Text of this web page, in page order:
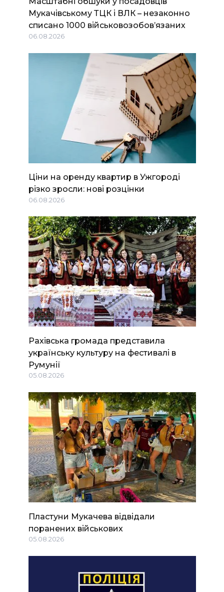
Мукачівському ТЦК і ВЛК – незаконно
списано 1000 військовозобов’язаних
06.08.2026
Ціни на оренду квартир в Ужгороді
різко зросли: нові розцінки
06.08.2026
Рахівська громада представила
українську культуру на фестивалі в
Румунії
05.08.2026
Пластуни Мукачева відвідали
поранених військових
05.08.2026